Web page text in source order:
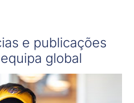
e publicações
global